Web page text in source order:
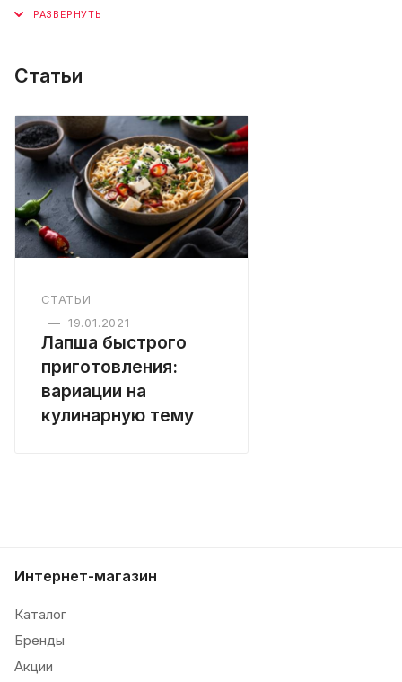
Статьи
СТАТЬИ
— 19.01.2021
Лапша быстрого
приготовления:
вариации на
кулинарную тему
Интернет-магазин
Каталог
Бренды
Акции